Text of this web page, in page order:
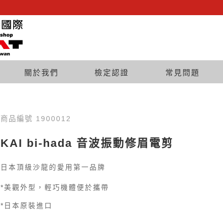
關於我們 檢定認證 常見問題
商品編號 1900012
KAI bi-hada 音波振動修眉電剪
日本頂級沙龍的愛用第一品牌
*美觀外型，輕巧機體便於攜帶
*日本原裝進口